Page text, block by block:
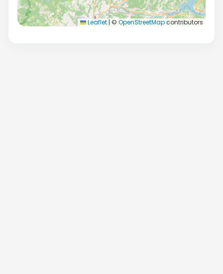
Leaflet | © OpenStreetMapcontributors